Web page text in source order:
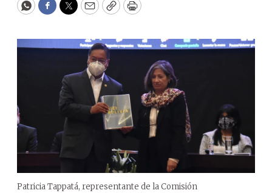
WhatsApp
Facebook
Twitter
EmailCopyPrint
Patricia Tappatá, representante de la Comisión